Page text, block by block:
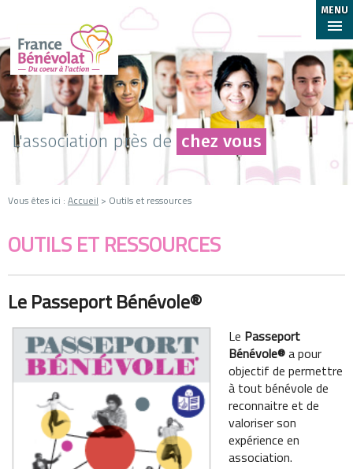
MENU
L'association près de chez vous
Vous êtes ici : Accueil > Outils et ressources
OUTILS ET RESSOURCES
Le Passeport Bénévole®
Le Passeport
Bénévole®a pour
objectif de permettre
à tout bénévole de
reconnaitre et de
valoriser son
expérience en
association.